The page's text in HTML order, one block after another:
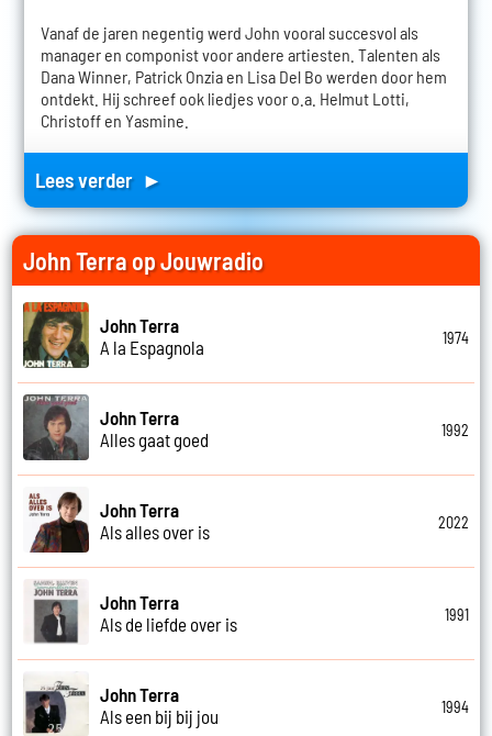
Vanaf de jaren negentig werd John vooral succesvol als
manager en componist voor andere artiesten. Talenten als
Dana Winner, Patrick Onzia en Lisa Del Bo werden door hem
ontdekt. Hij schreef ook liedjes voor o.a. Helmut Lotti,
Christoff en Yasmine.
Lees verder ►
John Terra op Jouwradio
John Terra
A la Espagnola
1974
John Terra
Alles gaat goed
1992
John Terra
Als alles over is
2022
John Terra
Als de liefde over is
1991
John Terra
Als een bij bij jou
1994